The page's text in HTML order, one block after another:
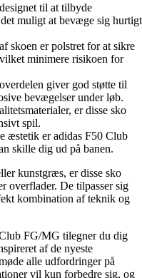
til at tilbyde
muligt at bevæge sig hurtigt
skoen er polstret for at sikre
minimere risikoen for
giver god støtte til
bevægelser under løb.
er disse sko
spil.
æstetik er adidas F50 Club
skille dig ud på banen.
kunstgræs, er disse sko
overflader. De tilpasser sig
kombination af teknik og
FG/MG tilegner du dig
af de nyeste
alle udfordringer på
vil kun forbedre sig, og